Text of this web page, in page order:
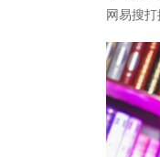
网易搜